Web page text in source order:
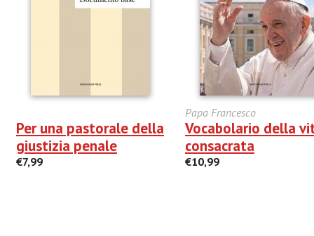
Per una pastorale della
giustizia penale
€7,99
Papa Francesco
Vocabolario della
consacrata
€10,99